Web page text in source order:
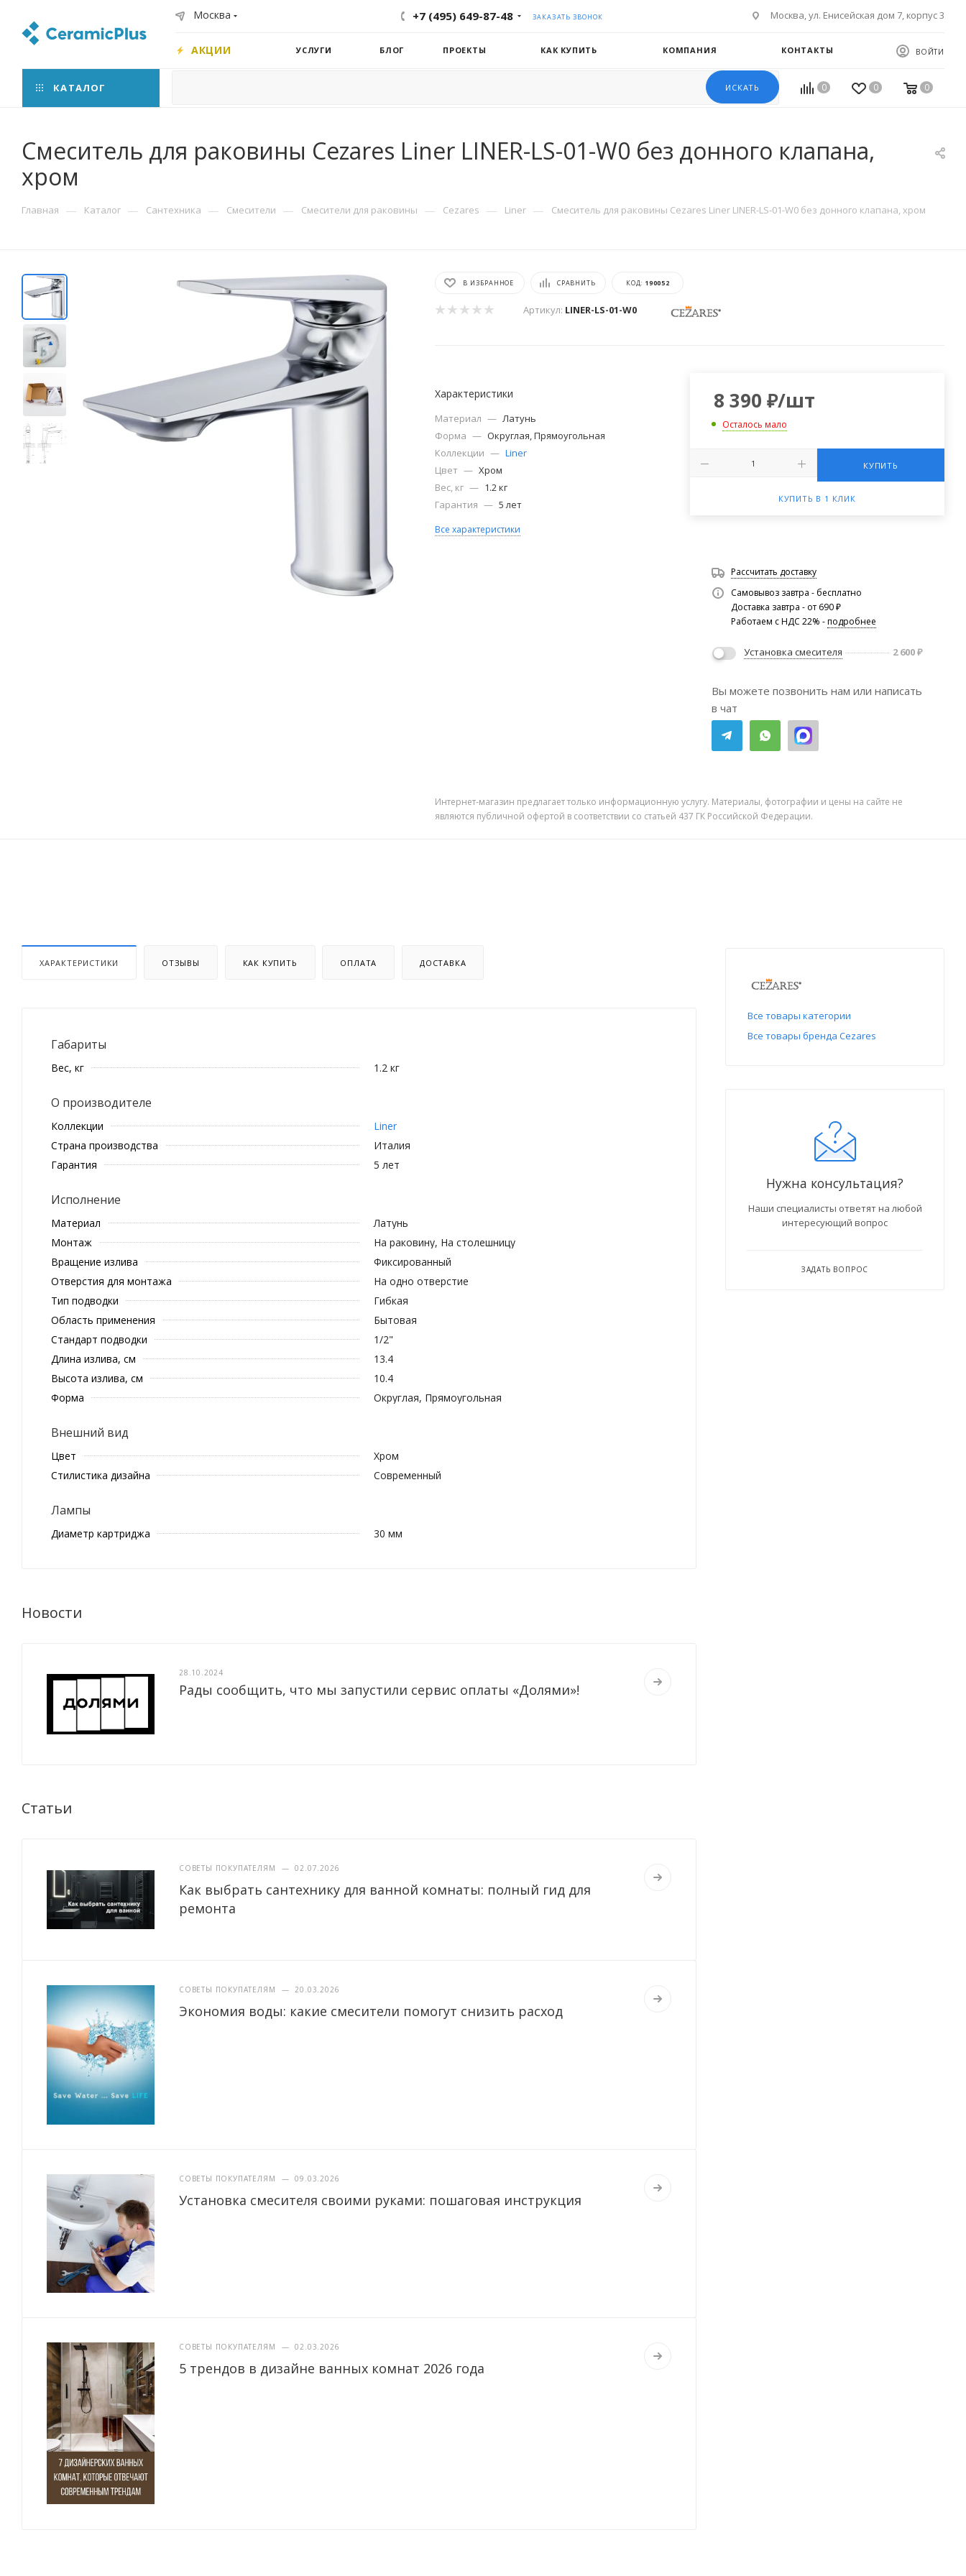
Москва +7 (495) 649-87-48 ЗАКАЗАТЬ ЗВОНОК Москва, ул. Енисейская дом 7, корпус 3
АКЦИИ УСЛУГИ БЛОГ ПРОЕКТЫ КАК КУПИТЬ КОМПАНИЯ КОНТАКТЫ ВОЙТИ
КАТАЛОГ ИСКАТЬ 0 0 0
Смеситель для раковины Cezares Liner LINER-LS-01-W0 без донного клапана,
хром
Главная — Каталог — Сантехника — Смесители — Смесители для раковины — Cezares — Liner — Смеситель для раковины Cezares Liner LINER-LS-01-W0 без донного клапана, хром
В ИЗБРАННОЕ СРАВНИТЬ КОД: 190052
Артикул: LINER-LS-01-W0
Характеристики
Материал — Латунь
Форма — Округлая, Прямоугольная
Коллекции — Liner
Цвет — Хром
Вес, кг — 1.2 кг
Гарантия — 5 лет
Все характеристики
8 390 ₽/шт
Осталось мало
КУПИТЬ
КУПИТЬ В 1 КЛИК
Рассчитать доставку
Самовывоз завтра - бесплатно
Доставка завтра - от 690 ₽
Работаем с НДС 22% -подробнее
Установка смесителя 2 600₽
Вы можете позвонить нам или написать
в чат
Интернет-магазин предлагает только информационную услугу. Материалы, фотографии и цены на сайте не
являются публичной офертой в соответствии со статьей 437 ГК Российской Федерации.
ХАРАКТЕРИСТИКИ ОТЗЫВЫ КАК КУПИТЬ ОПЛАТА ДОСТАВКА
Габариты
Вес, кг 1.2 кг
О производителе
Коллекции
Liner
Страна производства
Италия
Гарантия
5 лет
Исполнение
Материал
Латунь
Монтаж
На раковину, На столешницу
Вращение излива
Фиксированный
Отверстия для монтажа
На одно отверстие
Тип подводки
Гибкая
Область применения
Бытовая
Стандарт подводки
1/2"
Длина излива, см
13.4
Высота излива, см
10.4
Форма
Округлая, Прямоугольная
Внешний вид
Цвет
Хром
Стилистика дизайна
Современный
Лампы
Диаметр картриджа 30 мм
Новости
28.10.2024
Рады сообщить, что мы запустили сервис оплаты «Долями»!
Статьи
СОВЕТЫ ПОКУПАТЕЛЯМ — 02.07.2026
Как выбрать сантехнику для ванной комнаты: полный гид для
ремонта
СОВЕТЫ ПОКУПАТЕЛЯМ — 20.03.2026
Экономия воды: какие смесители помогут снизить расход
СОВЕТЫ ПОКУПАТЕЛЯМ — 09.03.2026
Установка смесителя своими руками: пошаговая инструкция
СОВЕТЫ ПОКУПАТЕЛЯМ — 02.03.2026
5 трендов в дизайне ванных комнат 2026 года
Все товары категории
Все товары бренда Cezares
Нужна консультация?
Наши специалисты ответят на любой
интересующий вопрос
ЗАДАТЬ ВОПРОС